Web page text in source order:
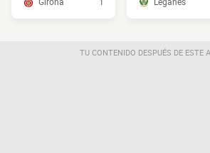
TU CONTENIDO DESPUÉS DE ESTE